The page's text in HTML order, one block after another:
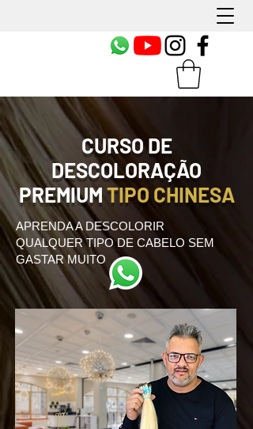
CURSO DE
DESCOLORAÇÃO
PREMIUMTIPO CHINESA
APRENDA A DESCOLORIR
QUALQUER TIPO DE CABELO SEM
GASTAR MUITO